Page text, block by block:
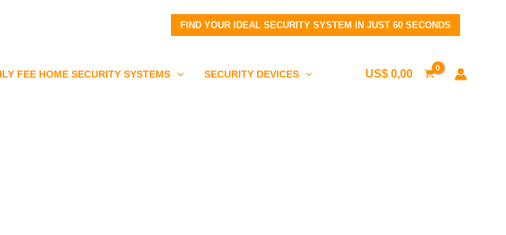
FIND YOUR IDEAL SECURITY SYSTEM IN JUST 60 SECONDS
FEE HOME SECURITY SYSTEMS SECURITY DEVICES US$0,00